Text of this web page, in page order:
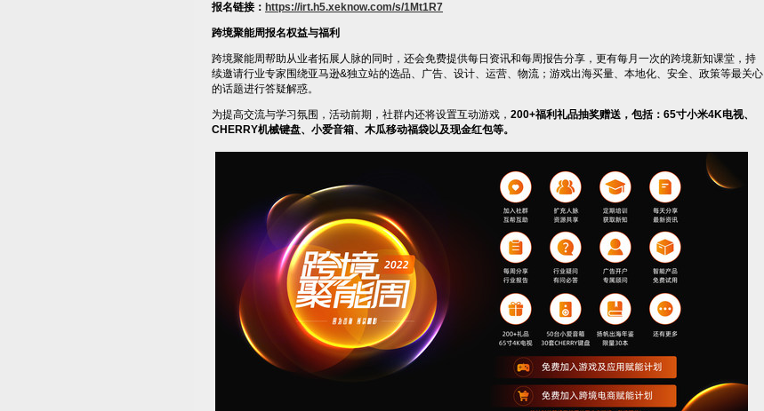
报名链接： https://irt.h5.xeknow.com/s/1Mt1R7
跨境聚能周报名权益与福利
跨境聚能周帮助从业者拓展人脉的同时，还会免费提供每日资讯和每周报告分享，更有每月一次的跨境新知课堂，持
续邀请行业专家围绕亚马逊&独立站的选品、广告、设计、运营、物流；游戏出海买量、本地化、安全、政策等最关心
的话题进行答疑解惑。
为提高交流与学习氛围，活动前期，社群内还将设置互动游戏， 200+福利礼品抽奖赠送，包括： 65寸小米4K电视、
CHERRY机械键盘、小爱音箱、木瓜移动福袋以及现金红包等。